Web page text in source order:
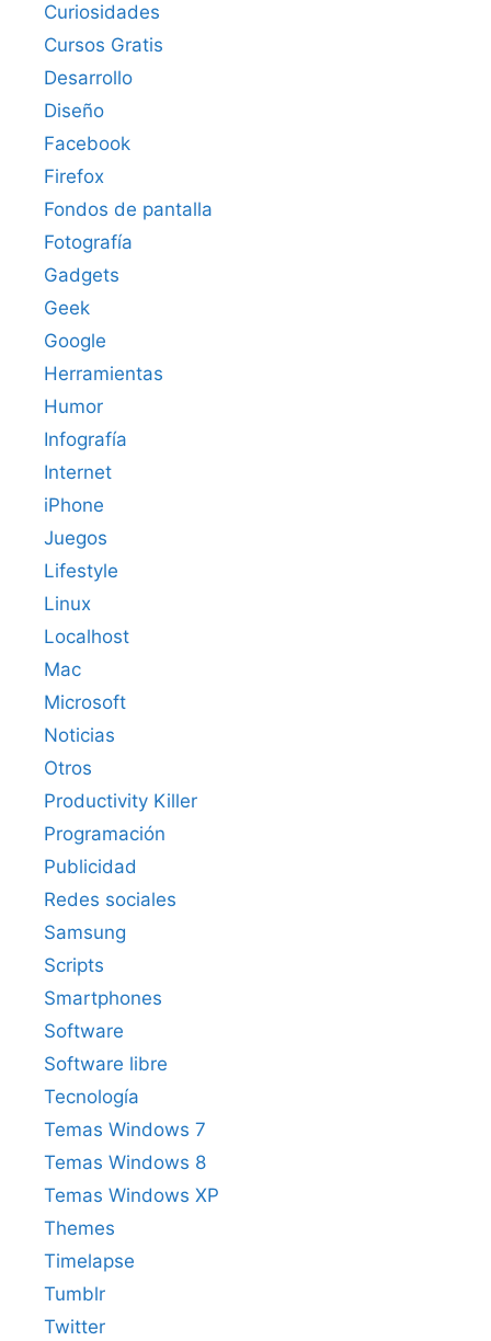
Curiosidades
Cursos Gratis
Desarrollo
Diseño
Facebook
Firefox
Fondos de pantalla
Fotografía
Gadgets
Geek
Google
Herramientas
Humor
Infografía
Internet
iPhone
Juegos
Lifestyle
Linux
Localhost
Mac
Microsoft
Noticias
Otros
Productivity Killer
Programación
Publicidad
Redes sociales
Samsung
Scripts
Smartphones
Software
Software libre
Tecnología
Temas Windows 7
Temas Windows 8
Temas Windows XP
Themes
Timelapse
Tumblr
Twitter